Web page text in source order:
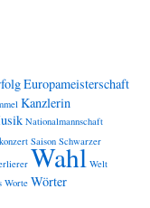
Europameisterschaft
Kanzlerin
Nationalmannschaft
Saison Schwarzer
Wahl Welt
Worte Wörter